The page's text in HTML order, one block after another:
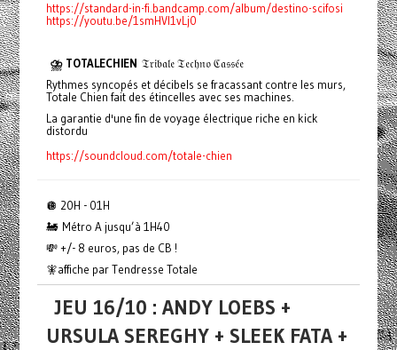
https://standard-in-fi.bandcamp.com/album/destino-scifosi
https://youtu.be/1smHVI1vLj0
⛈️ TOTALECHIEN 𝔗𝔯𝔦𝔟𝔞𝔩𝔢 𝔗𝔢𝔠𝔥𝔫𝔬 ℭ𝔞𝔰𝔰𝔢́𝔢
Rythmes syncopés et décibels se fracassant contre les murs,
Totale Chien fait des étincelles avec ses machines.
La garantie d'une fin de voyage électrique riche en kick
distordu
https://soundcloud.com/totale-chien
🪩 20H - 01H
🚂 Métro A jusqu’à 1H40
💸 +/- 8 euros, pas de CB !
🧚affiche par Tendresse Totale
JEU 16/10 : ANDY LOEBS +
URSULA SEREGHY + SLEEK FATA +